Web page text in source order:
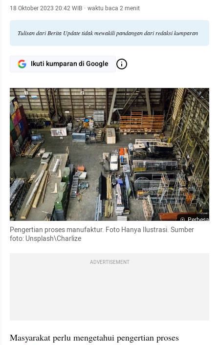
18 Oktober 2023 20:42 WIB · waktu baca 2 menit
Tulisan dari Berita Update tidak mewakili pandangan dari redaksi kumparan
Ikuti kumparan di Google
Perbesar
Pengertian proses manufaktur. Foto Hanya Ilustrasi. Sumber
foto: Unsplash\Charlize
ADVERTISEMENT